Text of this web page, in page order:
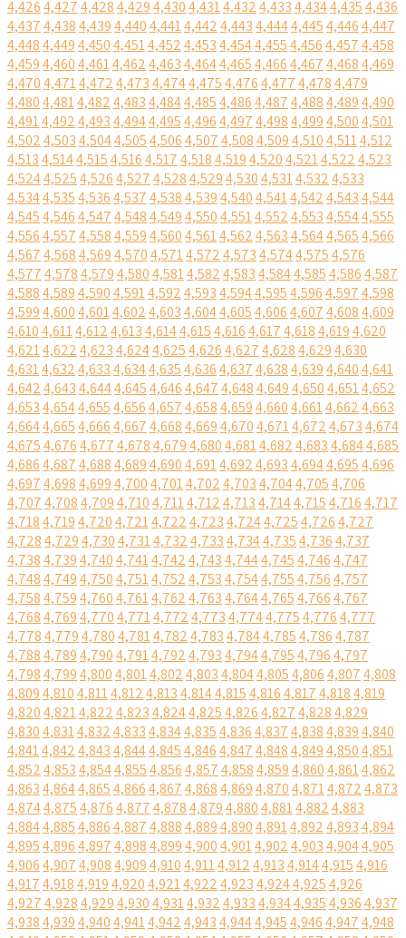
4,4264,4274,4284,4294,4304,4314,4324,4334,4344,4354,436
4,4374,4384,4394,4404,4414,4424,4434,4444,4454,4464,447
4,4484,4494,4504,4514,4524,4534,4544,4554,4564,4574,458
4,4594,4604,4614,4624,4634,4644,4654,4664,4674,4684,469
4,4704,4714,4724,4734,4744,4754,4764,4774,4784,479
4,4804,4814,4824,4834,4844,4854,4864,4874,4884,4894,490
4,4914,4924,4934,4944,4954,4964,4974,4984,4994,5004,501
4,5024,5034,5044,5054,5064,5074,5084,5094,5104,5114,512
4,5134,5144,5154,5164,5174,5184,5194,5204,5214,5224,523
4,5244,5254,5264,5274,5284,5294,5304,5314,5324,533
4,5344,5354,5364,5374,5384,5394,5404,5414,5424,5434,544
4,5454,5464,5474,5484,5494,5504,5514,5524,5534,5544,555
4,5564,5574,5584,5594,5604,5614,5624,5634,5644,5654,566
4,5674,5684,5694,5704,5714,5724,5734,5744,5754,576
4,5774,5784,5794,5804,5814,5824,5834,5844,5854,5864,587
4,5884,5894,5904,5914,5924,5934,5944,5954,5964,5974,598
4,5994,6004,6014,6024,6034,6044,6054,6064,6074,6084,609
4,6104,6114,6124,6134,6144,6154,6164,6174,6184,6194,620
4,6214,6224,6234,6244,6254,6264,6274,6284,6294,630
4,6314,6324,6334,6344,6354,6364,6374,6384,6394,6404,641
4,6424,6434,6444,6454,6464,6474,6484,6494,6504,6514,652
4,6534,6544,6554,6564,6574,6584,6594,6604,6614,6624,663
4,6644,6654,6664,6674,6684,6694,6704,6714,6724,6734,674
4,6754,6764,6774,6784,6794,6804,6814,6824,6834,6844,685
4,6864,6874,6884,6894,6904,6914,6924,6934,6944,6954,696
4,6974,6984,6994,7004,7014,7024,7034,7044,7054,706
4,7074,7084,7094,7104,7114,7124,7134,7144,7154,7164,717
4,7184,7194,7204,7214,7224,7234,7244,7254,7264,727
4,7284,7294,7304,7314,7324,7334,7344,7354,7364,737
4,7384,7394,7404,7414,7424,7434,7444,7454,7464,747
4,7484,7494,7504,7514,7524,7534,7544,7554,7564,757
4,7584,7594,7604,7614,7624,7634,7644,7654,7664,767
4,7684,7694,7704,7714,7724,7734,7744,7754,7764,777
4,7784,7794,7804,7814,7824,7834,7844,7854,7864,787
4,7884,7894,7904,7914,7924,7934,7944,7954,7964,797
4,7984,7994,8004,8014,8024,8034,8044,8054,8064,8074,808
4,8094,8104,8114,8124,8134,8144,8154,8164,8174,8184,819
4,8204,8214,8224,8234,8244,8254,8264,8274,8284,829
4,8304,8314,8324,8334,8344,8354,8364,8374,8384,8394,840
4,8414,8424,8434,8444,8454,8464,8474,8484,8494,8504,851
4,8524,8534,8544,8554,8564,8574,8584,8594,8604,8614,862
4,8634,8644,8654,8664,8674,8684,8694,8704,8714,8724,873
4,8744,8754,8764,8774,8784,8794,8804,8814,8824,883
4,8844,8854,8864,8874,8884,8894,8904,8914,8924,8934,894
4,8954,8964,8974,8984,8994,9004,9014,9024,9034,9044,905
4,9064,9074,9084,9094,9104,9114,9124,9134,9144,9154,916
4,9174,9184,9194,9204,9214,9224,9234,9244,9254,926
4,9274,9284,9294,9304,9314,9324,9334,9344,9354,9364,937
4,9384,9394,9404,9414,9424,9434,9444,9454,9464,9474,948